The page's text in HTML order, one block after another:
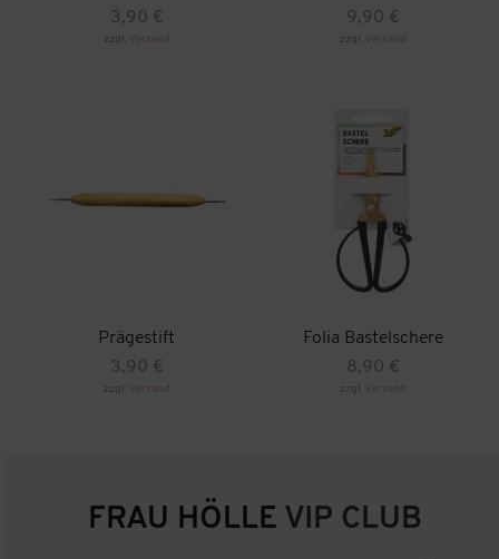
3,90 €
zzgl. Versand
9,90 €
zzgl. Versand
Prägestift
3,90 €
zzgl. Versand
Folia Bastelschere
8,90 €
zzgl. Versand
FRAU HÖLLE VIP CLUB